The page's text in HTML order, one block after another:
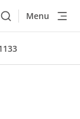
BuscarMenu